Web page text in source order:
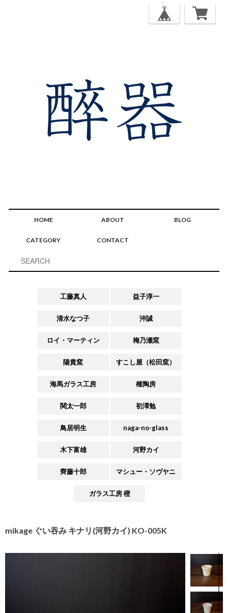
HOME ABOUT BLOG
CATEGORY CONTACT
工藤真人 益子淳一
清水なつ子 沖誠
ロイ・マーティン 梅乃瀬窯
陽貴窯 すこし屋（松田窯）
海馬ガラス工房 榧陶房
関太一郎 初澤勉
鳥居明生 naga-no-glass
木下富雄 河野カイ
齊藤十郎 マシュー・ソヴヤニ
ガラス工房 橙
mikage ぐい吞み キナリ(河野カイ) KO-005K